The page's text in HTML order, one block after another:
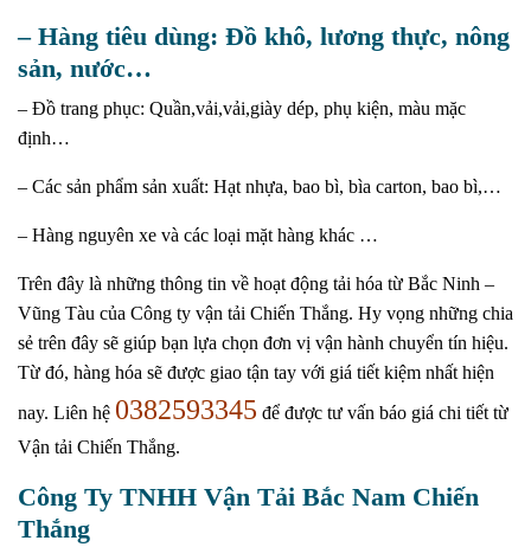
– Hàng tiêu dùng: Đồ khô, lương thực, nông
sản, nước…
– Đồ trang phục: Quần,vải,vải,giày dép, phụ kiện, màu mặc
định…
– Các sản phẩm sản xuất: Hạt nhựa, bao bì, bìa carton, bao bì,…
– Hàng nguyên xe và các loại mặt hàng khác …
Trên đây là những thông tin về hoạt động tải hóa từ Bắc Ninh –
Vũng Tàu của Công ty vận tải Chiến Thắng. Hy vọng những chia
sẻ trên đây sẽ giúp bạn lựa chọn đơn vị vận hành chuyển tín hiệu.
Từ đó, hàng hóa sẽ được giao tận tay với giá tiết kiệm nhất hiện
nay. Liên hệ 0382593345 để được tư vấn báo giá chi tiết từ
Vận tải Chiến Thắng.
Công Ty TNHH Vận Tải Bắc Nam Chiến
Thắng